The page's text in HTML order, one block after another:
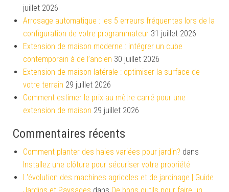
juillet 2026
Arrosage automatique : les 5 erreurs fréquentes lors de la
configuration de votre programmateur 31 juillet 2026
Extension de maison moderne : intégrer un cube
contemporain à de l’ancien 30 juillet 2026
Extension de maison latérale : optimiser la surface de
votre terrain 29 juillet 2026
Comment estimer le prix au mètre carré pour une
extension de maison 29 juillet 2026
Commentaires récents
Comment planter des haies variées pour jardin? dans
Installez une clôture pour sécuriser votre propriété
L'évolution des machines agricoles et de jardinage | Guide